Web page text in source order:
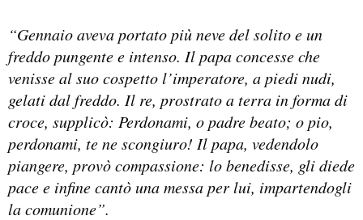
“Gennaio aveva portato più neve del solito e un
freddo pungente e intenso. Il papa concesse che
venisse al suo cospetto l’imperatore, a piedi nudi,
gelati dal freddo. Il re, prostrato a terra in forma di
croce, supplicò: Perdonami, o padre beato; o pio,
perdonami, te ne scongiuro! Il papa, vedendolo
piangere, provò compassione: lo benedisse, gli diede
pace e infine cantò una messa per lui, impartendogli
la comunione”.